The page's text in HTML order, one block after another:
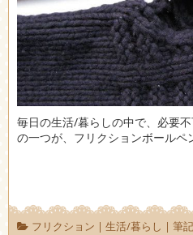
毎日の生活/暮らしの中で、必要
の一つが、フリクションボールペ
フリクション | 生活/暮らし | 筆